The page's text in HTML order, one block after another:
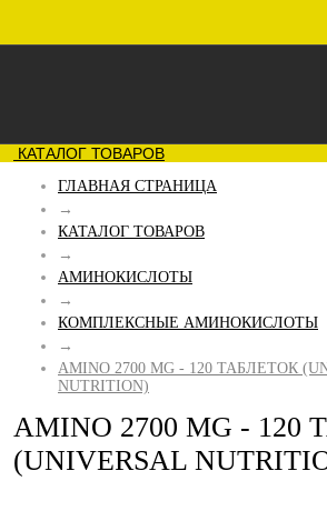
КАТАЛОГ ТОВАРОВ
ГЛАВНАЯ СТРАНИЦА
→
КАТАЛОГ ТОВАРОВ
→
АМИНОКИСЛОТЫ
→
КОМПЛЕКСНЫЕ АМИНОКИСЛОТЫ
→
AMINO 2700 MG - 120 ТАБЛЕТОК
NUTRITION)
AMINO 2700 MG - 120
(UNIVERSAL